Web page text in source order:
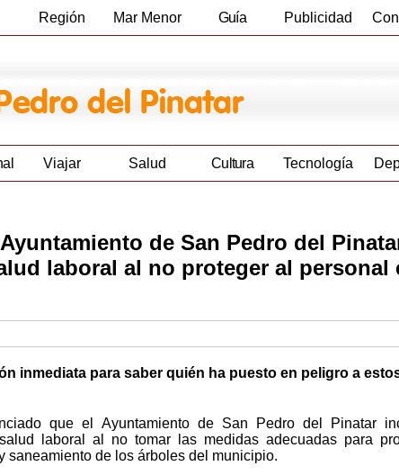
Región Mar Menor Guía Publicidad
Viajar Salud Cultura Tecnología
de San Pedro del
laboral al no proteger al personal
inmediata para saber quién ha puesto en peligro a
que el Ayuntamiento de San Pedro del Pinatar
laboral al no tomar las medidas adecuadas para
saneamiento de los árboles del municipio.